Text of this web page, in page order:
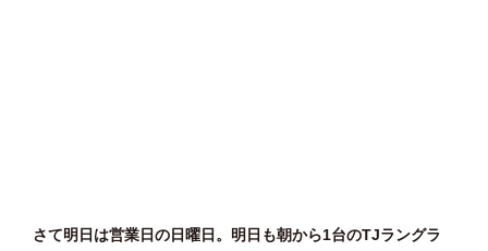
さて明日は営業日の日曜日。明日も朝から1台のTJラングラ